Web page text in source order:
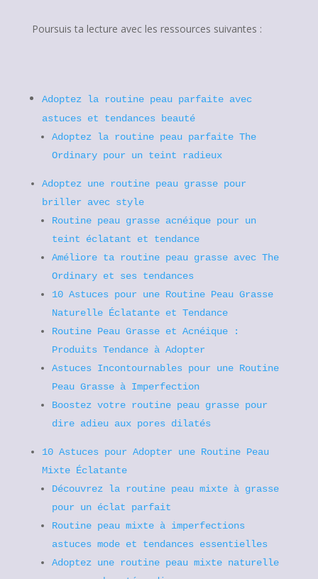
Poursuis ta lecture avec les ressources suivantes :
Adoptez la routine peau parfaite avec
astuces et tendances beauté
Adoptez la routine peau parfaite The
Ordinary pour un teint radieux
Adoptez une routine peau grasse pour
briller avec style
Routine peau grasse acnéique pour un
teint éclatant et tendance
Améliore ta routine peau grasse avec The
Ordinary et ses tendances
10 Astuces pour une Routine Peau Grasse
Naturelle Éclatante et Tendance
Routine Peau Grasse et Acnéique :
Produits Tendance à Adopter
Astuces Incontournables pour une Routine
Peau Grasse à Imperfection
Boostez votre routine peau grasse pour
dire adieu aux pores dilatés
10 Astuces pour Adopter une Routine Peau
Mixte Éclatante
Découvrez la routine peau mixte à grasse
pour un éclat parfait
Routine peau mixte à imperfections
astuces mode et tendances essentielles
Adoptez une routine peau mixte naturelle